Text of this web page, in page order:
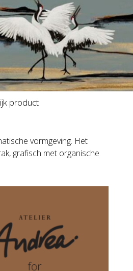
product
vormgeving. Het
grafisch met organische